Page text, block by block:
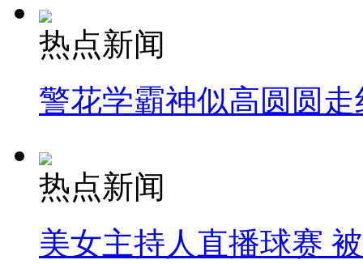
热点新闻
警花学霸神似高圆圆走
热点新闻
美女主持人直播球赛